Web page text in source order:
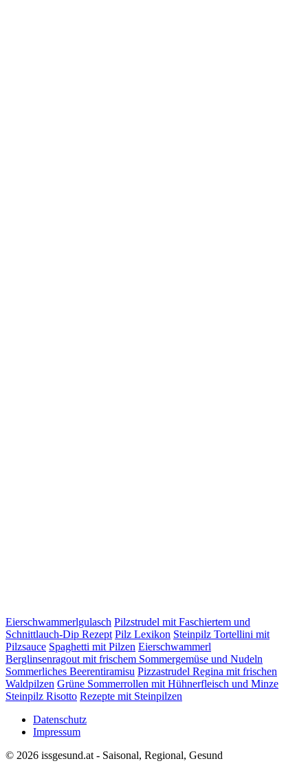
Eierschwammerlgulasch Pilzstrudel mit Faschiertem und
Schnittlauch-Dip Rezept Pilz Lexikon Steinpilz Tortellini mit
Pilzsauce Spaghetti mit Pilzen Eierschwammerl
Berglinsenragout mit frischem Sommergemüse und Nudeln
Sommerliches Beerentiramisu Pizzastrudel Regina mit frischen
Waldpilzen Grüne Sommerrollen mit Hühnerfleisch und Minze
Steinpilz Risotto Rezepte mit Steinpilzen
Datenschutz
Impressum
© 2026 issgesund.at - Saisonal, Regional, Gesund